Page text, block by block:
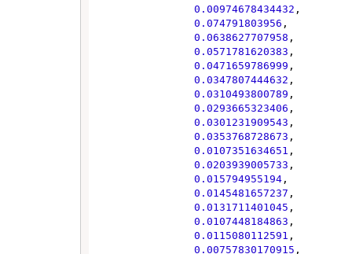
0.00974678434432 ,
0.074791803956 ,
0.0638627707958 ,
0.0571781620383 ,
0.0471659786999 ,
0.0347807444632 ,
0.0310493800789 ,
0.0293665323406 ,
0.0301231909543 ,
0.0353768728673 ,
0.0107351634651 ,
0.0203939005733 ,
0.015794955194 ,
0.0145481657237 ,
0.0131711401045 ,
0.0107448184863 ,
0.0115080112591 ,
0.00757830170915 ,